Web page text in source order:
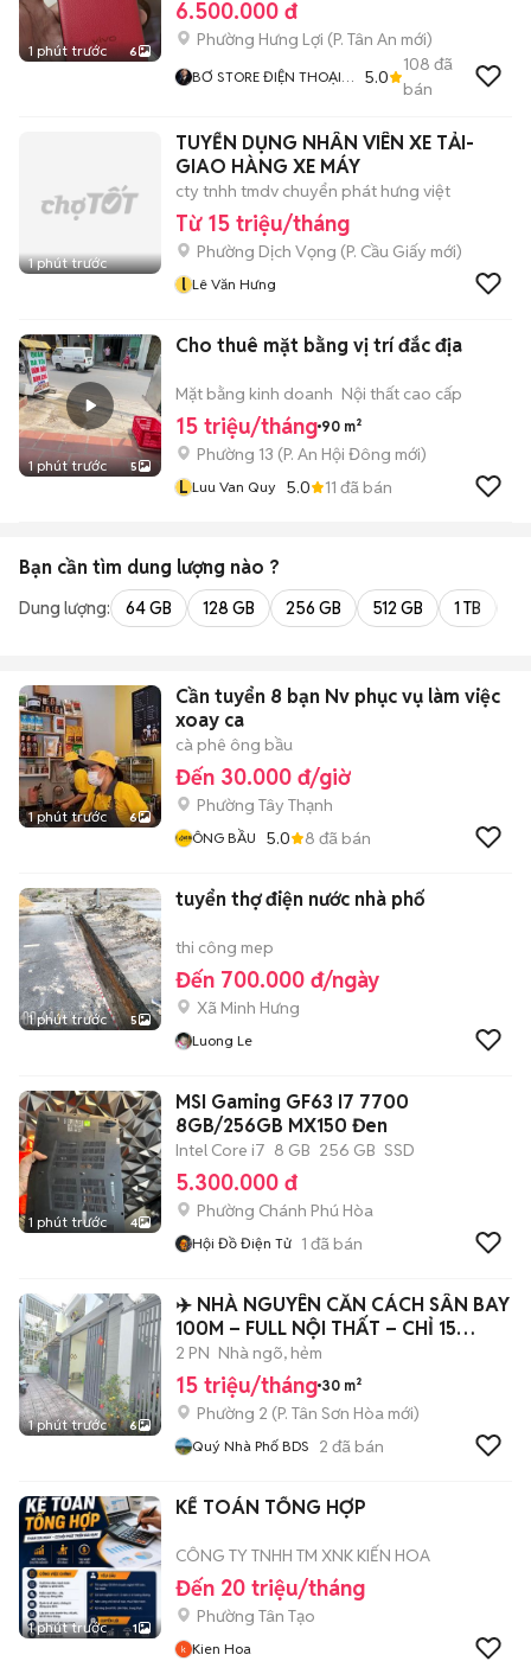
1 phút trước 6
6.500.000 đ
Phường Hưng Lợi (P. Tân An mới)
BƠ STORE ĐIỆN THOẠI
5.0
108 đã
bán
1 phút trước
TUYỂN DỤNG NHÂN VIÊN XE TẢI-
GIAO HÀNG XE MÁY
cty tnhh tmdv chuyển phát hưng việt
Từ 15 triệu/tháng
Phường Dịch Vọng (P. Cầu Giấy mới)
l Lê Văn Hưng
1 phút trước 5
Cho thuê mặt bằng vị trí đắc địa
Mặt bằng kinh doanh Nội thất cao cấp
15 triệu/tháng 90 m²
Phường 13 (P. An Hội Đông mới)
L Luu Van Quy 5.0 11 đã bán
Bạn cần tìm dung lượng nào ?
Dung lượng: 64 GB 128 GB 256 GB 512 GB 1 TB
1 phút trước 6
Cần tuyển 8 bạn Nv phục vụ làm việc
xoay ca
cà phê ông bầu
Đến 30.000 đ/giờ
Phường Tây Thạnh
ÔNG BẦU 5.0 8 đã bán
1 phút trước 5
tuyển thợ điện nước nhà phố
thi công mep
Đến 700.000 đ/ngày
Xã Minh Hưng
Luong Le
1 phút trước 4
MSI Gaming GF63 I7 7700
8GB/256GB MX150 Đen
Intel Core i7 8 GB 256 GB SSD
5.300.000 đ
Phường Chánh Phú Hòa
Hội Đồ Điện Tử 1 đã bán
1 phút trước 6
✈️ NHÀ NGUYÊN CĂN CÁCH SÂN BAY
100M – FULL NỘI THẤT – CHỈ 15
TRIỆU
2 PN Nhà ngõ, hẻm
15 triệu/tháng 30 m²
Phường 2 (P. Tân Sơn Hòa mới)
Quý Nhà Phố BDS 2 đã bán
1 phút trước 1
KẾ TOÁN TỔNG HỢP
CÔNG TY TNHH TM XNK KIẾN HOA
Đến 20 triệu/tháng
Phường Tân Tạo
Kien Hoa